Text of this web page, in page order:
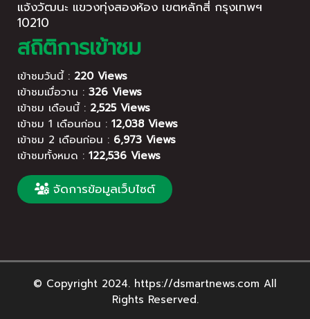
แจ้งวัฒนะ แขวงทุ่งสองห้อง เขตหลักสี่ กรุงเทพฯ
10210
สถิติการเข้าชม
เข้าชมวันนี้ : 220 Views
เข้าชมเมื่อวาน : 326 Views
เข้าชม เดือนนี้ : 2,525 Views
เข้าชม 1 เดือนก่อน : 12,038 Views
เข้าชม 2 เดือนก่อน : 6,973 Views
เข้าชมทั้งหมด : 122,536 Views
จัดการข้อมูลเว็บไซต์
© Copyright 2024. https://dsmartnews.com All
Rights Reserved.